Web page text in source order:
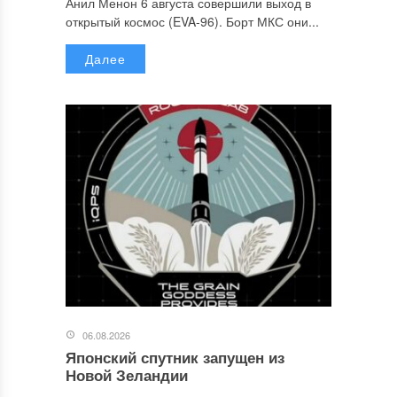
открытый космос (EVA-96). Борт МКС они...
Далее
06.08.2026
Японский спутник запущен из
Новой Зеландии